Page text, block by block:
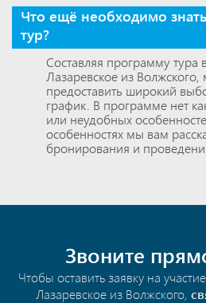
Что ещё необходимо
тур?
Составляя программу тура
Лазаревское из
предоставить широкий
график. В программе нет
или неудобных
особенностях мы вам
бронирования и
Звоните
Чтобы оставить заявку на
Лазаревское из Волжского,